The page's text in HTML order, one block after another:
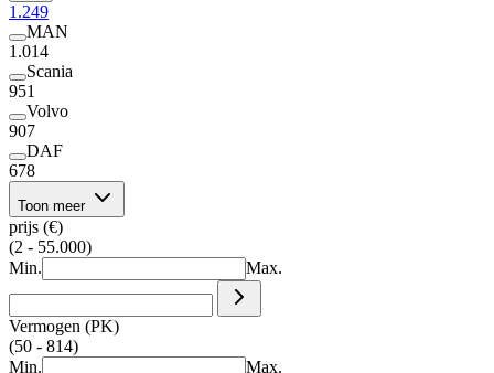
1.249
MAN
1.014
Scania
951
Volvo
907
DAF
678
Toon meer
prijs (€)
(2 - 55.000)
Min.
Max.
Vermogen (PK)
(50 - 814)
Min.
Max.